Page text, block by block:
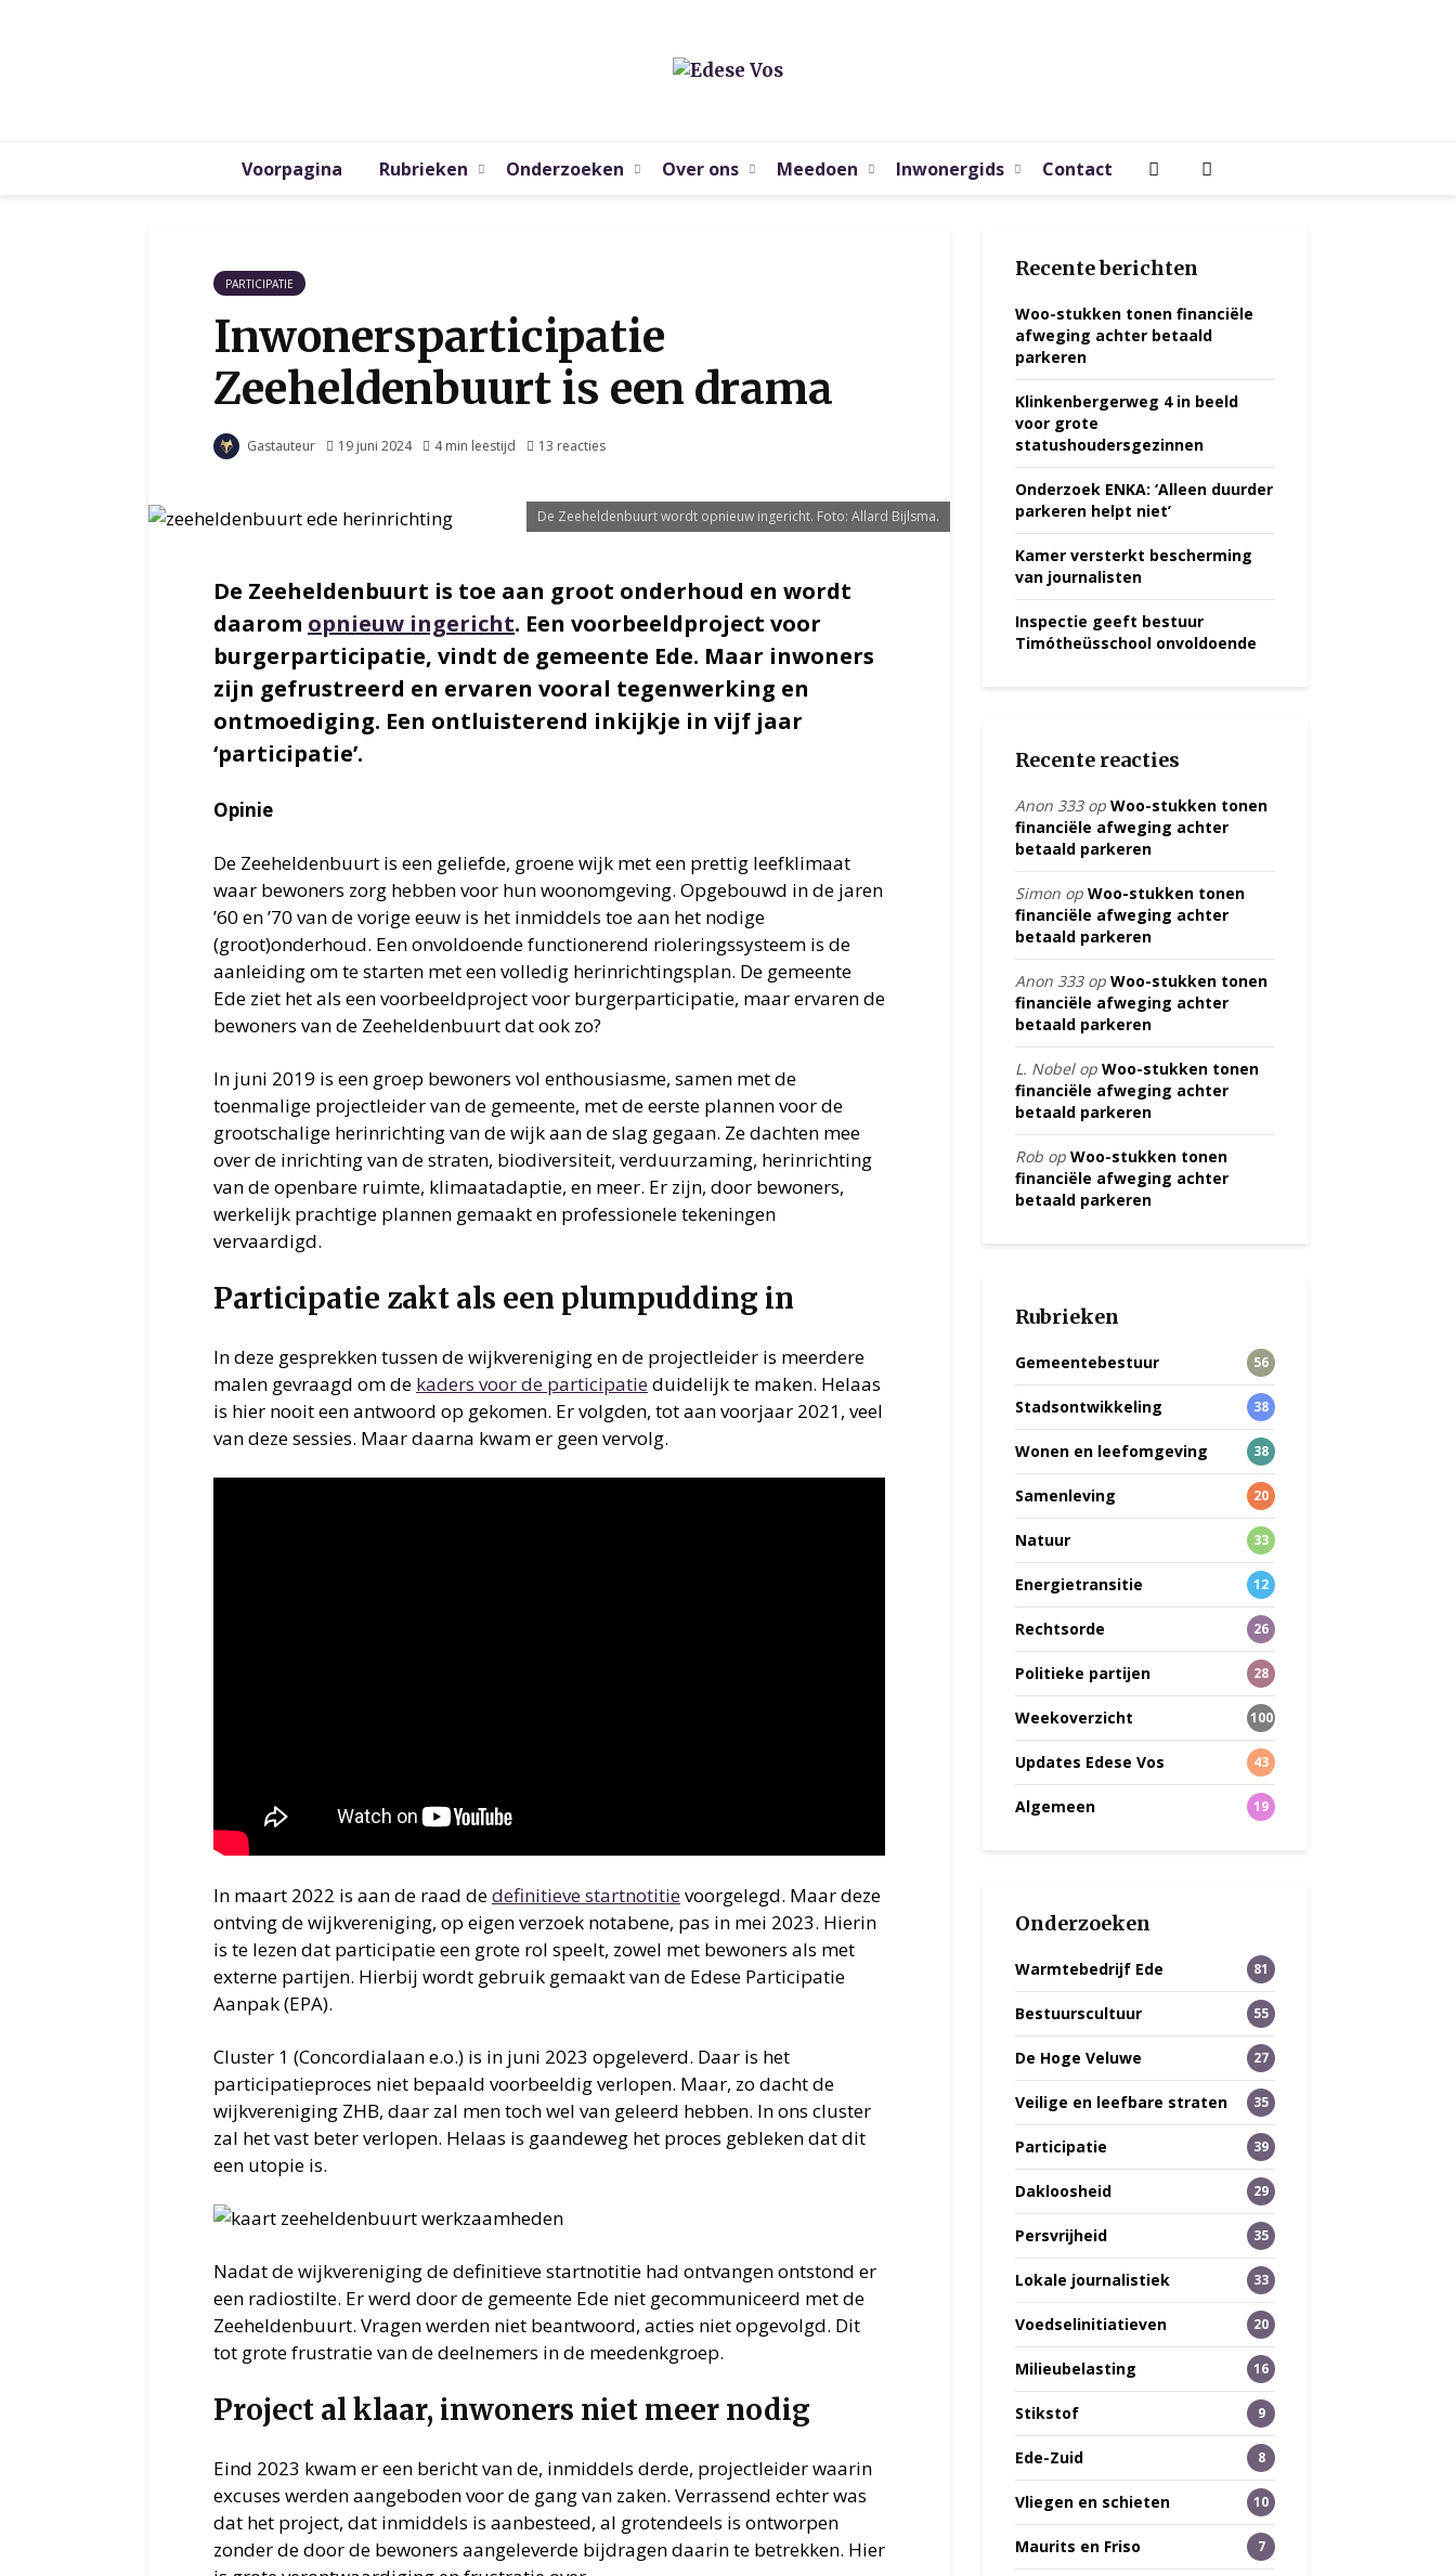
Voorpagina Rubrieken Onderzoeken Over ons Meedoen Inwonergids Contact
PARTICIPATIE
Inwonersparticipatie
Zeeheldenbuurt is een drama
Gastauteur 19 juni 2024 4 min leestijd 13 reacties
De Zeeheldenbuurt wordt opnieuw ingericht. Foto: Allard Bijlsma.
De Zeeheldenbuurt is toe aan groot onderhoud en wordt
daarom opnieuw ingericht. Een voorbeeldproject voor
burgerparticipatie, vindt de gemeente Ede. Maar inwoners
zijn gefrustreerd en ervaren vooral tegenwerking en
ontmoediging. Een ontluisterend inkijkje in vijf jaar
‘participatie’.
Opinie
De Zeeheldenbuurt is een geliefde, groene wijk met een prettig leefklimaat
waar bewoners zorg hebben voor hun woonomgeving. Opgebouwd in de jaren
’60 en ’70 van de vorige eeuw is het inmiddels toe aan het nodige
(groot)onderhoud. Een onvoldoende functionerend rioleringssysteem is de
aanleiding om te starten met een volledig herinrichtingsplan. De gemeente
Ede ziet het als een voorbeeldproject voor burgerparticipatie, maar ervaren de
bewoners van de Zeeheldenbuurt dat ook zo?
In juni 2019 is een groep bewoners vol enthousiasme, samen met de
toenmalige projectleider van de gemeente, met de eerste plannen voor de
grootschalige herinrichting van de wijk aan de slag gegaan. Ze dachten mee
over de inrichting van de straten, biodiversiteit, verduurzaming, herinrichting
van de openbare ruimte, klimaatadaptie, en meer. Er zijn, door bewoners,
werkelijk prachtige plannen gemaakt en professionele tekeningen
vervaardigd.
Participatie zakt als een plumpudding in
In deze gesprekken tussen de wijkvereniging en de projectleider is meerdere
malen gevraagd om de kaders voor de participatieduidelijk te maken. Helaas
is hier nooit een antwoord op gekomen. Er volgden, tot aan voorjaar 2021, veel
van deze sessies. Maar daarna kwam er geen vervolg.
In maart 2022 is aan de raad dedefinitieve startnotitievoorgelegd. Maar deze
ontving de wijkvereniging, op eigen verzoek notabene, pas in mei 2023. Hierin
is te lezen dat participatie een grote rol speelt, zowel met bewoners als met
externe partijen. Hierbij wordt gebruik gemaakt van de Edese Participatie
Aanpak (EPA).
Cluster 1 (Concordialaan e.o.) is in juni 2023 opgeleverd. Daar is het
participatieproces niet bepaald voorbeeldig verlopen. Maar, zo dacht de
wijkvereniging ZHB, daar zal men toch wel van geleerd hebben. In ons cluster
zal het vast beter verlopen. Helaas is gaandeweg het proces gebleken dat dit
een utopie is.
Nadat de wijkvereniging de definitieve startnotitie had ontvangen ontstond er
een radiostilte. Er werd door de gemeente Ede niet gecommuniceerd met de
Zeeheldenbuurt. Vragen werden niet beantwoord, acties niet opgevolgd. Dit
tot grote frustratie van de deelnemers in de meedenkgroep.
Project al klaar, inwoners niet meer nodig
Eind 2023 kwam er een bericht van de, inmiddels derde, projectleider waarin
excuses werden aangeboden voor de gang van zaken. Verrassend echter was
dat het project, dat inmiddels is aanbesteed, al grotendeels is ontworpen
zonder de door de bewoners aangeleverde bijdragen daarin te betrekken. Hier
Recente berichten
Woo-stukken tonen financiële
afweging achter betaald
parkeren
Klinkenbergerweg 4 in beeld
voor grote
statushoudersgezinnen
Onderzoek ENKA: ‘Alleen duurder
parkeren helpt niet’
Kamer versterkt bescherming
van journalisten
Inspectie geeft bestuur
Timótheüsschool onvoldoende
Recente reacties
Anon 333op Woo-stukken tonen
financiële afweging achter
betaald parkeren
Simon op Woo-stukken tonen
financiële afweging achter
betaald parkeren
Anon 333op Woo-stukken tonen
financiële afweging achter
betaald parkeren
L. Nobelop Woo-stukken tonen
financiële afweging achter
betaald parkeren
Rob op Woo-stukken tonen
financiële afweging achter
betaald parkeren
Rubrieken
Gemeentebestuur 56
Stadsontwikkeling 38
Wonen en leefomgeving 38
Samenleving 20
Natuur 33
Energietransitie 12
Rechtsorde 26
Politieke partijen 28
Weekoverzicht 100
Updates Edese Vos 43
Algemeen 19
Onderzoeken
Warmtebedrijf Ede 81
Bestuurscultuur 55
De Hoge Veluwe 27
Veilige en leefbare straten 35
Participatie 39
Dakloosheid 29
Persvrijheid 35
Lokale journalistiek 33
Voedselinitiatieven 20
Milieubelasting 16
Stikstof 9
Ede-Zuid 8
Vliegen en schieten 10
Maurits en Friso 7